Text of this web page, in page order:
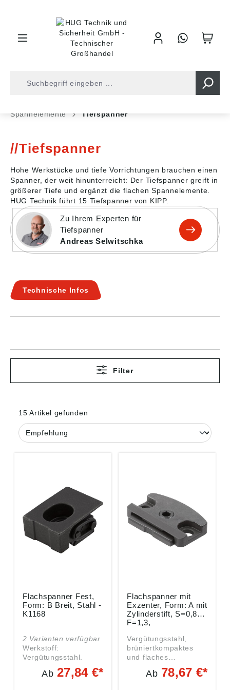
Spannelemente
Tiefspanner
Tiefspanner
Hohe Werkstücke und tiefe Vorrichtungen brauchen einen
Spanner, der weit hinunterreicht: Der Tiefspanner greift in
größerer Tiefe und ergänzt die flachen Spannelemente.
HUG Technik führt 15 Tiefspanner von KIPP.
Zu Ihrem Experten für
Tiefspanner
Andreas Selwitschka
Technische Infos
Filter
15 Artikel gefunden
Flachspanner Fest,
Form: B Breit, Stahl -
K1168
2 Varianten verfügbar
Werkstoff:
Vergütungsstahl.
Ausführung: gehärtet
(33-39 HRC) und
Ab27,84 €*
Flachspanner mit
Exzenter, Form: A mit
Zylinderstift, S=0,8,
F=1,3,
schwarz brüniert -
K1696.00130
Vergütungsstahl,
brüniertkompaktes
und flaches
Designschnelles und
einfaches Spannen
Ab 78,67 €*